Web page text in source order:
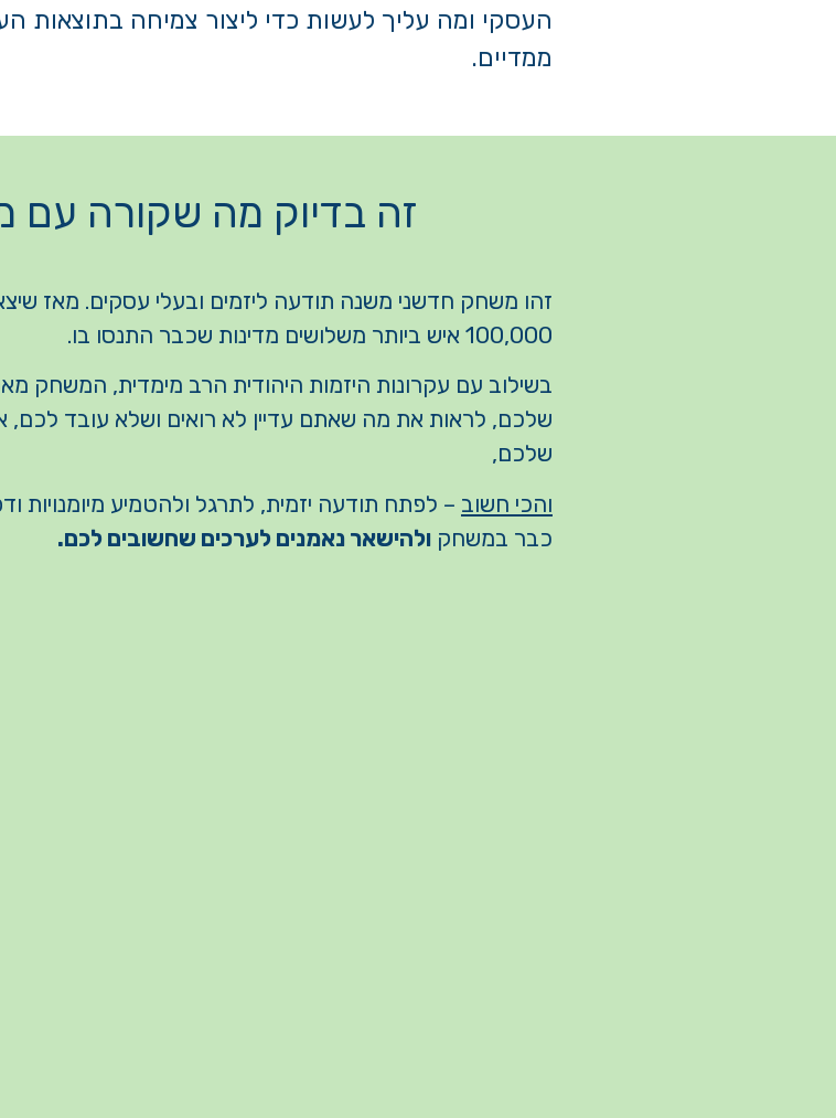
העסקי ומה עליך לעשות כדי ליצור צמיחה בתוצאות
ממדיים.
זה בדיוק מה שקורה עם
זהו משחק חדשני משנה תודעה ליזמים ובעלי עסקים. מאז
100,000 איש ביותר משלושים מדינות שכבר התנסו בו.
בשילוב עם עקרונות היזמות היהודית הרב מימדית, המשחק
שלכם, לראות את מה שאתם עדיין לא רואים ושלא עובד לכם,
שלכם,
והכי חשוב – לפתח תודעה יזמית, לתרגל ולהטמיע מיומנויות
כבר במשחק ולהישאר נאמנים לערכים שחשובים לכם.